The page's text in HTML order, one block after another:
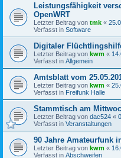
Leistungsfähigkeit
OpenWRT
Letzter Beitrag von tmk «
Verfasst in Software
Digitaler
Letzter Beitrag von kwm «
Verfasst in Allgemein
Amtsblatt vom
Letzter Beitrag von kwm «
Verfasst in Freifunk Halle
Stammtisch am
Letzter Beitrag von dac524 «
Verfasst in Veranstaltungen
90 Jahre Amateurfunk
Letzter Beitrag von kwm «
Verfasst in Abschweifen